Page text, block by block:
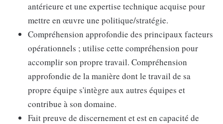
antérieure et une expertise technique acquise pour
mettre en œuvre une politique/stratégie.
Compréhension approfondie des principaux facteurs
opérationnels ; utilise cette compréhension pour
accomplir son propre travail. Compréhension
approfondie de la manière dont le travail de sa
propre équipe s'intègre aux autres équipes et
contribue à son domaine.
Fait preuve de discernement et est en capacité de